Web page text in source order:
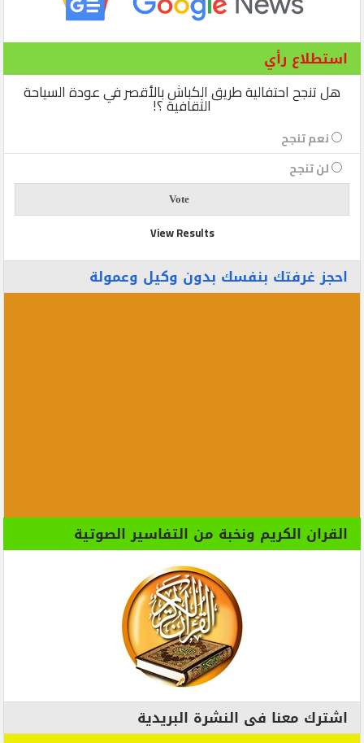
استطلاع رأي
هل تنجح احتفالية طريق الكباش بالأقصر في عودة السياحة
الثقافية ؟!
نعم تنجح
لن تنجح
View Results
احجز غرفتك بنفسك بدون وكيل وعمولة
القران الكريم ونخبة من التفاسير الصوتية
اشترك معنا فى النشرة البريدية